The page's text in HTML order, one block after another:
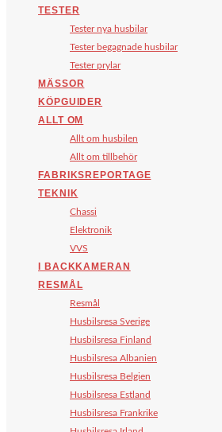
TESTER
Tester nya husbilar
Tester begagnade husbilar
Tester prylar
MÄSSOR
KÖPGUIDER
ALLT OM
Allt om husbilen
Allt om tillbehör
FABRIKSREPORTAGE
TEKNIK
Chassi
Elektronik
VVS
I BACKKAMERAN
RESMÅL
Resmål
Husbilsresa Sverige
Husbilsresa Finland
Husbilsresa Albanien
Husbilsresa Belgien
Husbilsresa Estland
Husbilsresa Frankrike